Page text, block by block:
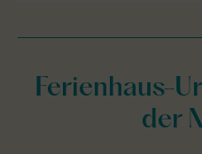
Ferienhaus-
der